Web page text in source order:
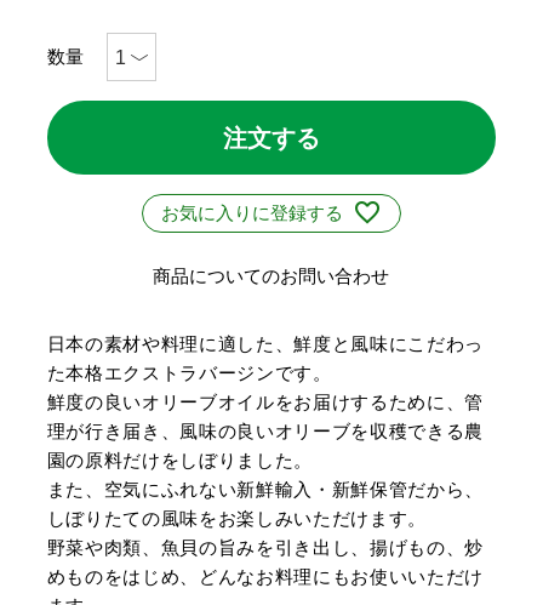
注文する
お気に入りに登録する
商品についてのお問い合わせ
日本の素材や料理に適した、鮮度と風味にこだわっ
た本格エクストラバージンです。
鮮度の良いオリーブオイルをお届けするために、管
理が行き届き、風味の良いオリーブを収穫できる農
園の原料だけをしぼりました。
また、空気にふれない新鮮輸入・新鮮保管だから、
しぼりたての風味をお楽しみいただけます。
野菜や肉類、魚貝の旨みを引き出し、揚げもの、炒
めものをはじめ、どんなお料理にもお使いいただけ